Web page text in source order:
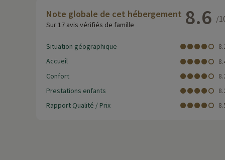
Note globale de cet hébergement
Sur 17 avis vérifiés de famille 8.6 /
Situation géographique
Accueil
Confort
Prestations enfants
Rapport Qualité / Prix